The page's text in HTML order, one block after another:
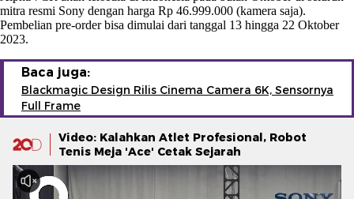
mitra resmi Sony dengan harga Rp 46.999.000 (kamera saja).
Pembelian pre-order bisa dimulai dari tanggal 13 hingga 22 Oktober
2023.
Baca juga:
Blackmagic Design Rilis Cinema Camera 6K, Sensornya
Full Frame
Video: Kalahkan Atlet Profesional, Robot
Tenis Meja 'Ace' Cetak Sejarah